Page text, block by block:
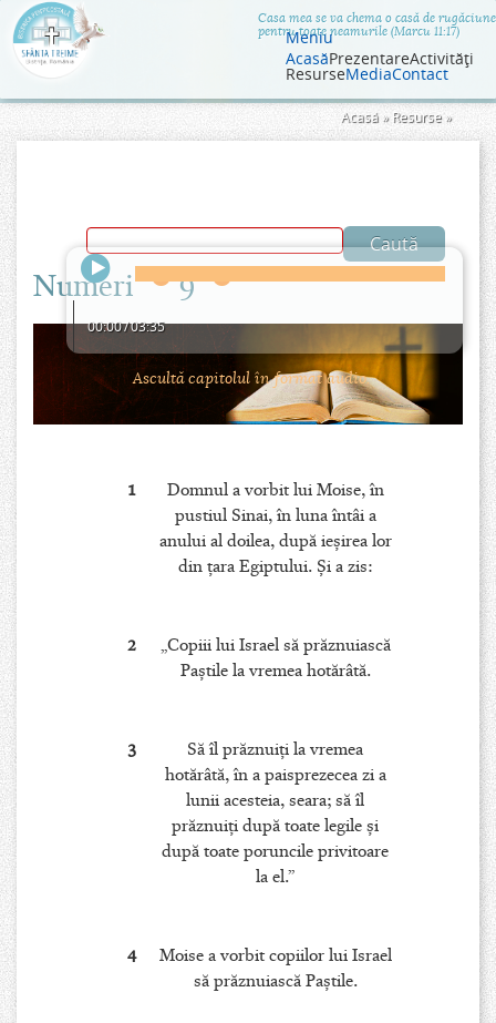
Jump to navigationCasa mea se va chema o casă de rugăciune
pentru toate neamurile (Marcu 11:17)
Meniu
AcasăPrezentareActivităţi
ResurseMediaContact
Eşti
aici
Acasă » Resurse»
Numeri 9
00:00/03:35
Ascultă capitolul în format audio.
1
Domnul a vorbit lui Moise, în
pustiul Sinai, în luna întâi a
anului al doilea, după ieşirea lor
din ţara Egiptului. Şi a zis:
2
„Copiii lui Israel să prăznuiască
Paştile la vremea hotărâtă.
3
Să îl prăznuiţi la vremea
hotărâtă, în a paisprezecea zi a
lunii acesteia, seara; să îl
prăznuiţi după toate legile şi
după toate poruncile privitoare
la el.”
4
Moise a vorbit copiilor lui Israel
să prăznuiască Paştile.